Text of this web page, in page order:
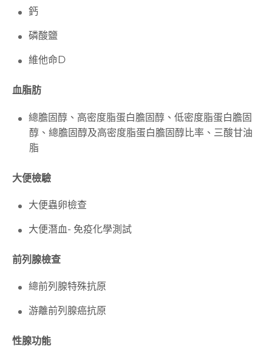
鈣
磷酸鹽
維他命D
血脂肪
總膽固醇、高密度脂蛋白膽固醇、低密度脂蛋白膽固
醇、總膽固醇及高密度脂蛋白膽固醇比率、三酸甘油
脂
大便檢驗
大便蟲卵檢查
大便潛血- 免疫化學測試
前列腺檢查
總前列腺特殊抗原
游離前列腺癌抗原
性腺功能